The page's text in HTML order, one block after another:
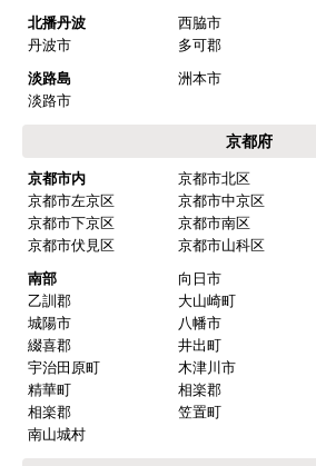
北播丹波
西脇市
丹波市
多可郡
淡路島
洲本市
淡路市
京都府
京都市内 京都市北区
京都市左京区
京都市中京区
京都市下京区
京都市南区
京都市伏見区
京都市山科区
南部
向日市
乙訓郡
大山崎町
城陽市
八幡市
綴喜郡
井出町
宇治田原町
木津川市
精華町
相楽郡
相楽郡
笠置町
南山城村